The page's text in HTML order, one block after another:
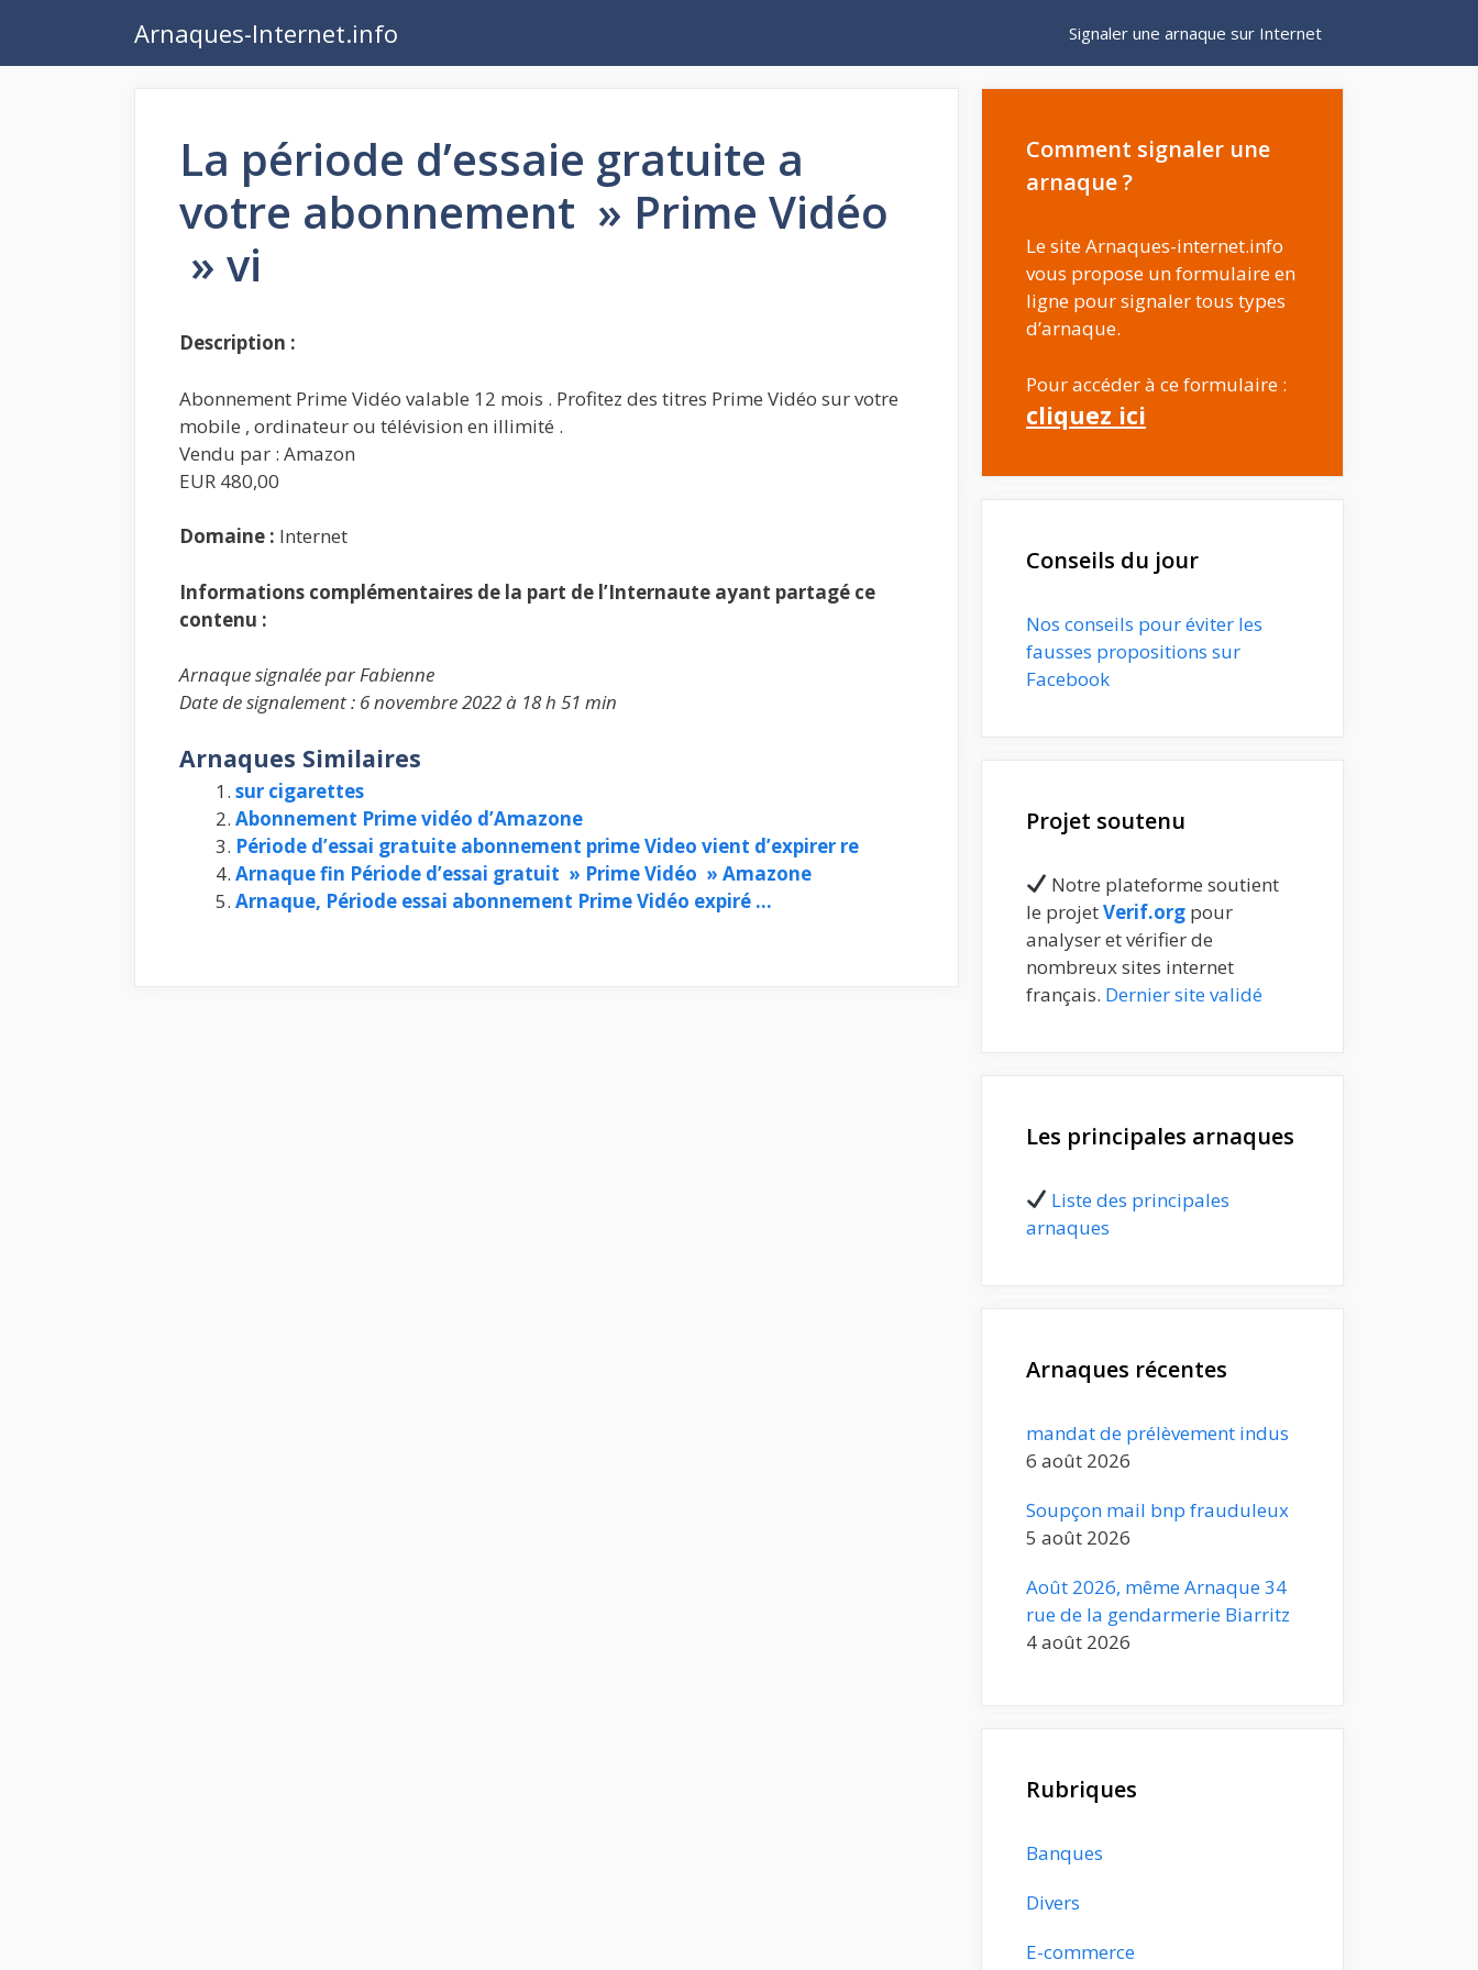
contenu
Arnaques-Internet.info Signaler une arnaque sur Internet
La période d’essaie gratuite a
votre abonnement » Prime Vidéo
» vi
Description :
Abonnement Prime Vidéo valable 12 mois . Profitez des titres Prime Vidéo sur votre
mobile , ordinateur ou télévision en illimité .
Vendu par : Amazon
EUR 480,00
Domaine : Internet
Informations complémentaires de la part de l’Internaute ayant partagé ce
contenu :
Arnaque signalée par Fabienne
Date de signalement : 6 novembre 2022 à 18 h 51 min
Arnaques Similaires
sur cigarettes
Abonnement Prime vidéo d’Amazone
Période d’essai gratuite abonnement prime Video vient d’expirer re
Arnaque fin Période d’essai gratuit » Prime Vidéo » Amazone
Arnaque, Période essai abonnement Prime Vidéo expiré …
Comment signaler une
arnaque ?
Le site Arnaques-internet.info
vous propose un formulaire en
ligne pour signaler tous types
d’arnaque.
Pour accéder à ce formulaire :
cliquez ici
Conseils du jour
Nos conseils pour éviter les
fausses propositions sur
Facebook
Projet soutenu
Notre plateforme soutient
le projetVerif.org pour
analyser et vérifier de
nombreux sites internet
français. Dernier site validé
Les principales arnaques
Liste des principales
arnaques
Arnaques récentes
mandat de prélèvement indus
6 août 2026
Soupçon mail bnp frauduleux
5 août 2026
Août 2026, même Arnaque 34
rue de la gendarmerie Biarritz
4 août 2026
Rubriques
Banques
Divers
E-commerce